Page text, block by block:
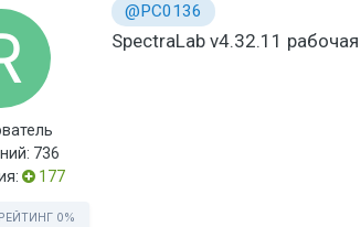
736
177
0%
@PC0136
SpectraLab v4.32.11